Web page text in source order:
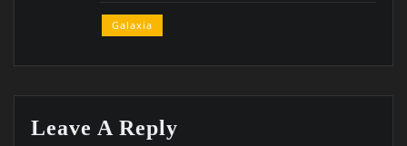
Galaxia
Leave A Reply